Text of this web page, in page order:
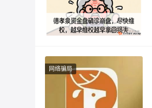
网络骗局